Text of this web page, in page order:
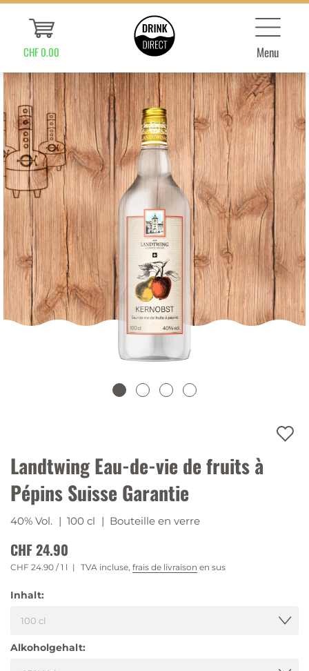
CHF 0.00 Menu
Landtwing Eau-de-vie de fruits à
Pépins Suisse Garantie
40% Vol. | 100 cl | Bouteille en verre
CHF 24.90
CHF 24.90 / 1 l TVA incluse, frais de livraison en sus
Inhalt:
Alkoholgehalt: